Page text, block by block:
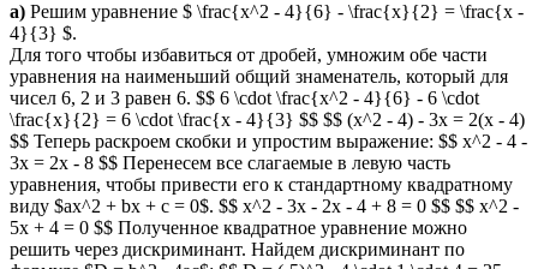
а) Решим уравнение $ \frac{x^2 - 4}{6} - \frac{x}{2} = \frac{x -
4}{3} $.
Для того чтобы избавиться от дробей, умножим обе части
уравнения на наименьший общий знаменатель, который для
чисел 6, 2 и 3 равен 6. $$ 6 \cdot \frac{x^2 - 4}{6} - 6 \cdot
\frac{x}{2} = 6 \cdot \frac{x - 4}{3} $$ $$ (x^2 - 4) - 3x = 2(x - 4)
$$ Теперь раскроем скобки и упростим выражение: $$ x^2 - 4 -
3x = 2x - 8 $$ Перенесем все слагаемые в левую часть
уравнения, чтобы привести его к стандартному квадратному
виду $ax^2 + bx + c = 0$. $$ x^2 - 3x - 2x - 4 + 8 = 0 $$ $$ x^2 -
5x + 4 = 0 $$ Полученное квадратное уравнение можно
решить через дискриминант. Найдем дискриминант по